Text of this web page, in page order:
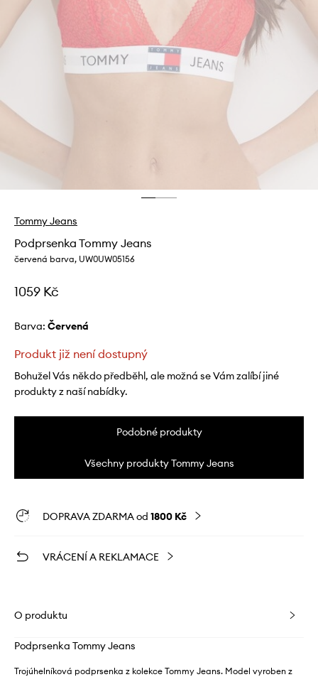
Tommy Jeans
Podprsenka Tommy Jeans
červená barva, UW0UW05156
1059 Kč
Barva: červená
Produkt již není dostupný
Bohužel Vás někdo předběhl, ale možná se Vám zalíbí jiné
produkty z naší nabídky.
Podobné produkty
Všechny produkty Tommy Jeans
DOPRAVA ZDARMA od 1800 Kč
VRÁCENÍ A REKLAMACE
O produktu
Podprsenka Tommy Jeans
Trojúhelníková podprsenka z kolekce Tommy Jeans. Model vyroben z